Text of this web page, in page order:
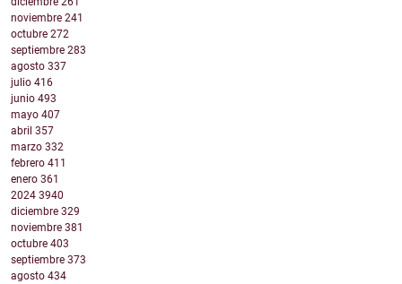
noviembre 241
octubre 272
septiembre 283
agosto 337
julio 416
junio 493
mayo 407
abril 357
marzo 332
febrero 411
enero 361
2024 3940
diciembre 329
noviembre 381
octubre 403
septiembre 373
agosto 434